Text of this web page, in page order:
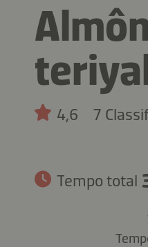
4,6 7
Tempo total